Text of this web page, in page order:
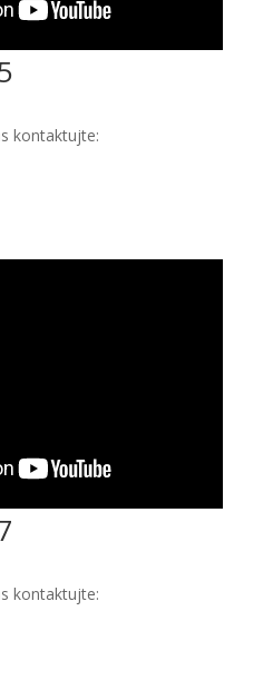
kontaktujte:
kontaktujte: